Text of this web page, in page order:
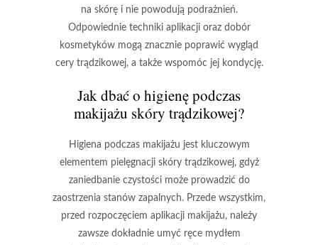
na skórę i nie powodują podrażnień.
Odpowiednie techniki aplikacjioraz dobór
kosmetyków mogą znacznie poprawić wygląd
cery trądzikowej, a także wspomóc jej kondycję.
Jak dbać o higienę podczas
makijażu skóry trądzikowej?
Higiena podczas makijażu jest kluczowym
elementem pielęgnacji skóry trądzikowej, gdyż
zaniedbanie czystości może prowadzić do
zaostrzenia stanów zapalnych. Przede wszystkim,
przed rozpoczęciem aplikacji makijażu, należy
zawsze dokładnie umyć ręcemydłem